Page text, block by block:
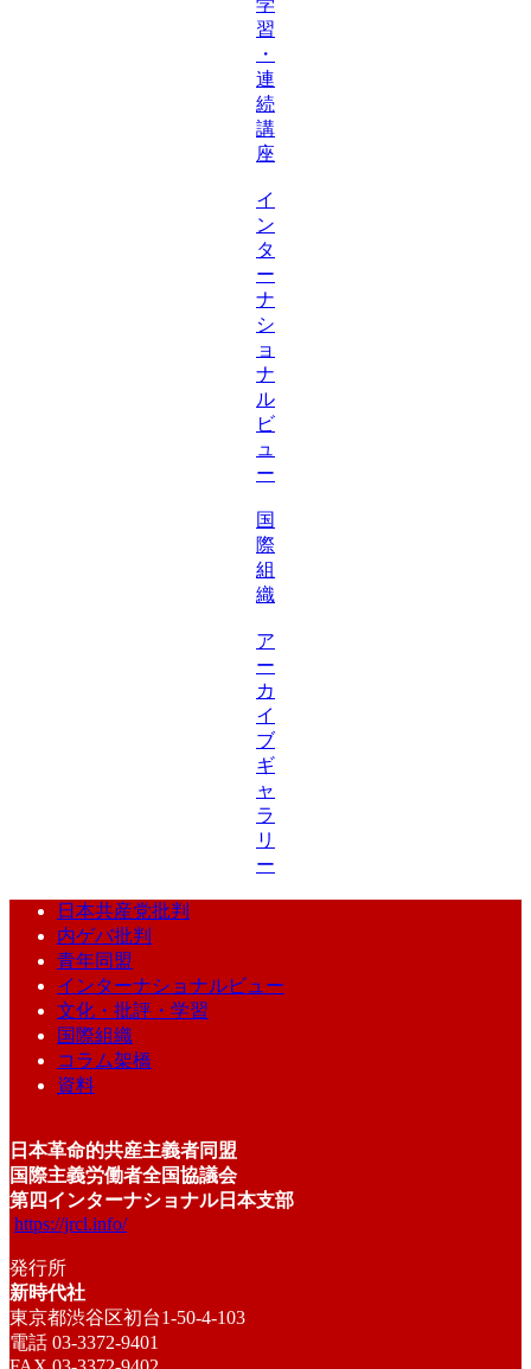
学
習
・
連
続
講
座
イ
ン
タ
ー
ナ
シ
ョ
ナ
ル
ビ
ュ
ー
国
際
組
織
ア
ー
カ
イ
ブ
ギ
ャ
ラ
リ
ー
日本共産党批判
内ゲバ批判
青年同盟
インターナショナルビュー
文化・批評・学習
国際組織
コラム架橋
資料
日本革命的共産主義者同盟
国際主義労働者全国協議会
第四インターナショナル日本支部
https://jrcl.info/
発行所
新時代社
東京都渋谷区初台1-50-4-103
電話 03-3372-9401